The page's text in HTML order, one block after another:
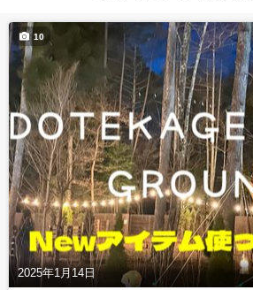
2025年1月14日
10